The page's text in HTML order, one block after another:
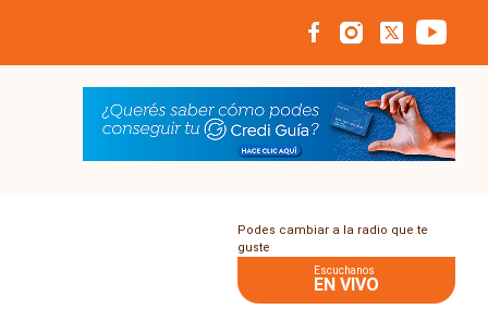
Podes cambiar a la radio que te
guste
Escuchanos
EN VIVO